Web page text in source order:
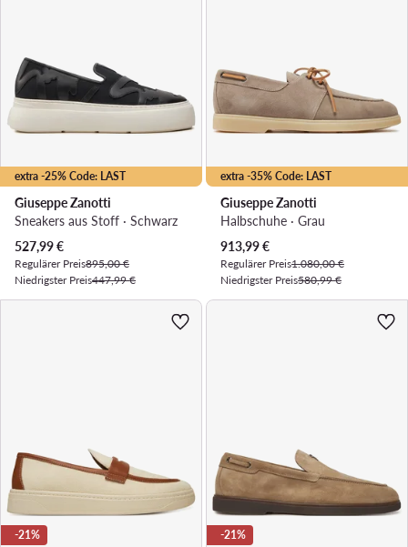
extra -25% Code: LAST
Giuseppe Zanotti
Sneakers aus Stoff · Schwarz
Aktueller Preis
527,99€
Regulärer Preis895,00 €
Niedrigster Preis447,99 €
extra -35% Code: LAST
Giuseppe Zanotti
Halbschuhe · Grau
Aktueller Preis
913,99€
Regulärer Preis1.080,00 €
Niedrigster Preis580,99 €
-21% -21%